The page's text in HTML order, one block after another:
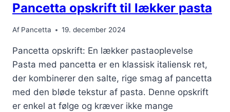
Pancetta opskrift til lækker pasta
Af Pancetta 19. december 2024
Pancetta opskrift: En lækker pastaoplevelse
Pasta med pancetta er en klassisk italiensk ret,
der kombinerer den salte, rige smag af pancetta
med den bløde tekstur af pasta. Denne opskrift
er enkel at følge og kræver ikke mange